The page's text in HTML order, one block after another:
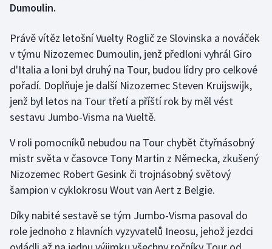
Gymnastika
Házená
Jezdectví
Judo
Lezení
Lyže a snowboard
Moderní pětiboj
Motorsport
Dumoulin.
Právě vítěz letošní Vuelty Roglič ze Slovinska a nováček
v týmu Nizozemec Dumoulin, jenž předloni vyhrál Giro
d'Italia a loni byl druhý na Tour, budou lídry pro celkové
pořadí. Doplňuje je další Nizozemec Steven Kruijswijk,
jenž byl letos na Tour třetí a příští rok by měl vést
sestavu Jumbo-Visma na Vueltě.
V roli pomocníků nebudou na Tour chybět čtyřnásobný
mistr světa v časovce Tony Martin z Německa, zkušený
Nizozemec Robert Gesink či trojnásobný světový
šampion v cyklokrosu Wout van Aert z Belgie.
Díky nabité sestavě se tým Jumbo-Visma pasoval do
role jednoho z hlavních vyzyvatelů Ineosu, jehož jezdci